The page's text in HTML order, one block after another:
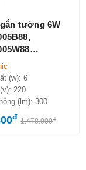
tường 6W
(w):6
(v):220
(lm):300
đ 1.478.000đ